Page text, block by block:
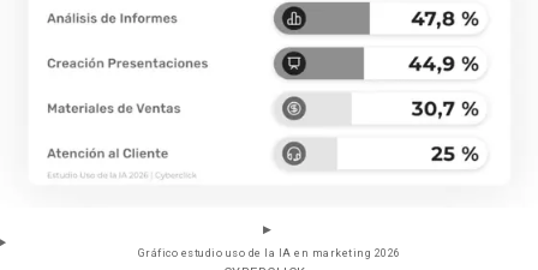
Gráfico estudio uso de la IA en marketing 2026